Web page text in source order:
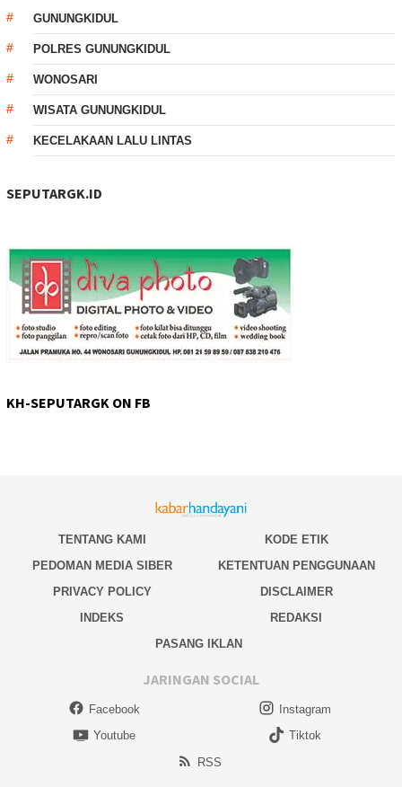
GUNUNGKIDUL
POLRES GUNUNGKIDUL
WONOSARI
WISATA GUNUNGKIDUL
KECELAKAAN LALU LINTAS
SEPUTARGK.ID
KH-SEPUTARGK ON FB
TENTANG KAMI
KODE ETIK
PEDOMAN MEDIA SIBER
KETENTUAN PENGGUNAAN
PRIVACY POLICY
DISCLAIMER
INDEKS
REDAKSI
PASANG IKLAN
JARINGAN SOCIAL
Facebook
Instagram
Youtube
Tiktok
RSS